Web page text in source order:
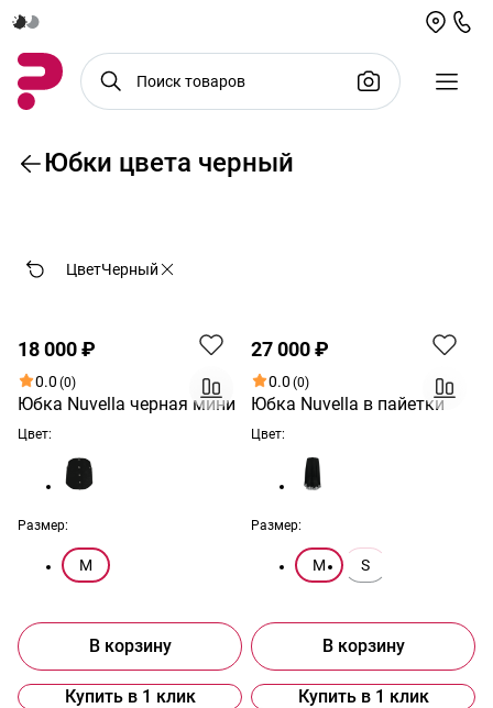
Юбки цвета черный
ЦветЧерный
18 000 ₽
0.0 (0)
Юбка Nuvella черная мини
Цвет:
Размер:
M
В корзину
Купить в 1 клик
27 000 ₽
0.0 (0)
Юбка Nuvella в пайетки
Цвет:
Размер:
M S
В корзину
Купить в 1 клик